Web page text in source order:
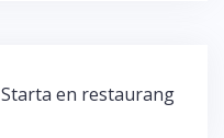
Starta en restaurang